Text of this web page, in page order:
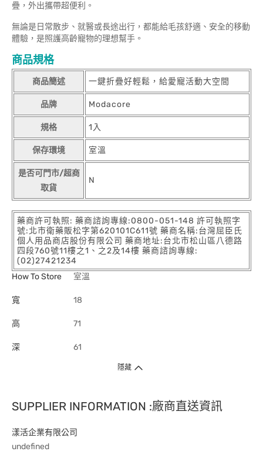
疊，外出攜帶超便利。
無論是日常散步、就醫或長途出行，都能給毛孩舒適、安全的移動
體驗，是照護高齡寵物的理想幫手。
商品規格
商品簡述 一鍵折疊好輕鬆，給愛寵活動大空間
品牌 Modacore
規格 1入
保存環境 室溫
是否可門市/超商
取貨
N
藥商許可執照: 藥商諮詢專線:0800-051-148 許可執照字
號:北市衛藥販松字第620101C611號 藥商名稱:台灣屈臣氏
個人用品商店股份有限公司 藥商地址:台北市松山區八德路
四段760號11樓之1、之2及14樓 藥商諮詢專線:
(02)27421234
How To Store
室溫
寬 18
高 71
深 61
隱藏
SUPPLIER INFORMATION :廠商直送資訊
漾活企業有限公司
undefined